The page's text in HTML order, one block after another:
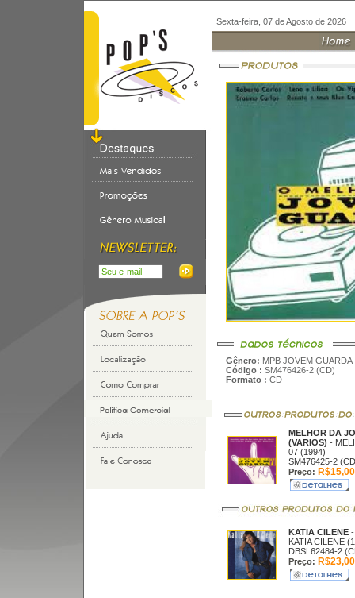
Sexta-feira, 07 de Agosto de 2026
Gênero: MPB JOVEM GUARDA
Código : SM476426-2 (CD)
Formato : CD
MELHOR DA
(VARIOS) -
07 (1994)
SM476425-2
Preço: R$15,00
KATIA CILENE -
KATIA CILENE
DBSL62484-2
Preço: R$23,00